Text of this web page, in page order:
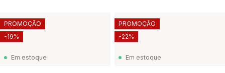
Em estoque
PROMOÇÃO
-19%
Em estoque
PROMOÇÃO
-22%